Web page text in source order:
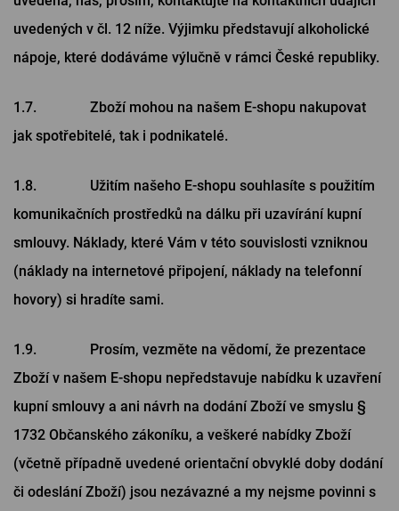
uvedených v čl. ‎12 níže. Výjimku představují alkoholické
nápoje, které dodáváme výlučně v rámci České republiky.
1.7. Zboží mohou na našem E-shopu nakupovat
jak spotřebitelé, tak i podnikatelé.
1.8. Užitím našeho E-shopu souhlasíte s použitím
komunikačních prostředků na dálku při uzavírání kupní
smlouvy. Náklady, které Vám v této souvislosti vzniknou
(náklady na internetové připojení, náklady na telefonní
hovory) si hradíte sami.
1.9. Prosím, vezměte na vědomí, že prezentace
Zboží v našem E-shopu nepředstavuje nabídku k uzavření
kupní smlouvy a ani návrh na dodání Zboží ve smyslu §
1732 Občanského zákoníku, a veškeré nabídky Zboží
(včetně případně uvedené orientační obvyklé doby dodání
či odeslání Zboží) jsou nezávazné a my nejsme povinni s